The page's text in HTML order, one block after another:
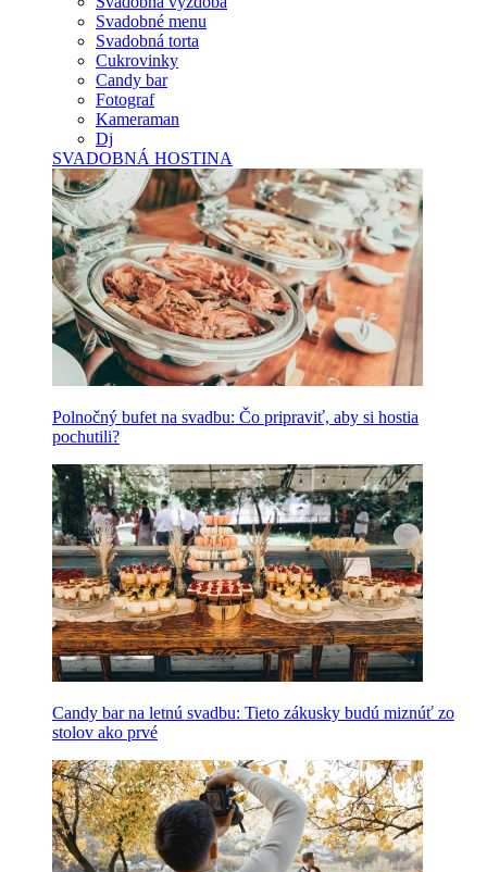
Svadobné menu
Svadobná torta
Cukrovinky
Candy bar
Fotograf
Kameraman
Dj
SVADOBNÁ HOSTINA
Polnočný bufet na svadbu: Čo pripraviť, aby si hostia
pochutili?
Candy bar na letnú svadbu: Tieto zákusky budú miznúť zo
stolov ako prvé